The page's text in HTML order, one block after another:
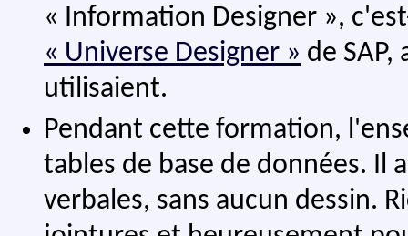
« Information Designer »,
« Universe Designer » de
utilisaient.
Pendant cette formation,
tables de base de données. Il
verbales, sans aucun dessin.